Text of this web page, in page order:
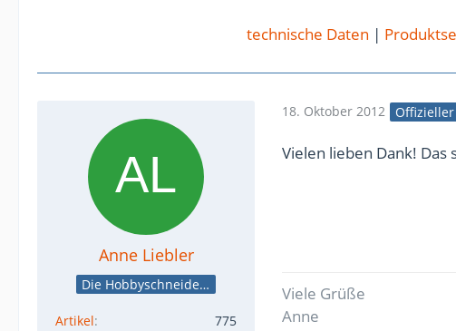
technische Daten |
Anne Liebler
Die Hobbyschneiderin
Artikel
775
18. Oktober 2012
Vielen lieben Dank!
Viele Grüße
Anne